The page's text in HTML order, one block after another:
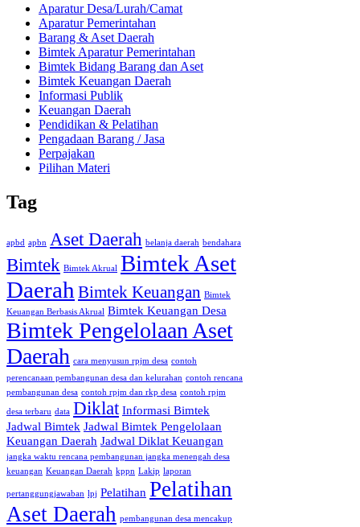
Aparatur Desa/Lurah/Camat
Aparatur Pemerintahan
Barang & Aset Daerah
Bimtek Aparatur Pemerintahan
Bimtek Bidang Barang dan Aset
Bimtek Keuangan Daerah
Informasi Publik
Keuangan Daerah
Pendidikan & Pelatihan
Pengadaan Barang / Jasa
Perpajakan
Pilihan Materi
Tag
apbd apbn Aset Daerah belanja daerah bendahara
Bimtek Bimtek Akrual Bimtek Aset
Daerah Bimtek Keuangan Bimtek
Keuangan Berbasis Akrual Bimtek Keuangan Desa
Bimtek Pengelolaan Aset
Daerah cara menyusun rpjm desa contoh
perencanaan pembangunan desa dan kelurahan contoh rencana
pembangunan desa contoh rpjm dan rkp desa contoh rpjm
desa terbaru data Diklat Informasi Bimtek
Jadwal Bimtek Jadwal Bimtek Pengelolaan
Keuangan Daerah Jadwal Diklat Keuangan
jangka waktu rencana pembangunan jangka menengah desa
keuangan Keuangan Daerah kppn Lakip laporan
pertanggungjawaban lpj Pelatihan Pelatihan
Aset Daerah pembangunan desa mencakup